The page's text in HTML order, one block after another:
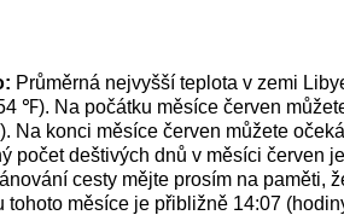
Průměrná nejvyšší teplota v zemi
℉). Na počátku měsíce červen
konci měsíce červen můžete
deštivých dnů v měsíci červen
cesty mějte prosím na paměti,
měsíce je přibližně 14:07